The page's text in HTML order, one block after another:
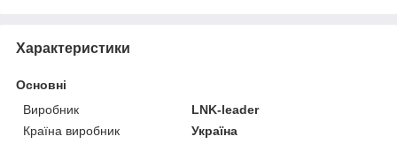
Характеристики
Основні
Виробник
LNK-leader
Країна виробник
Україна